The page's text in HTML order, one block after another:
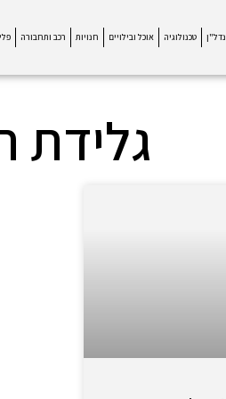
נדל"ן טכנולוגיה אוכל ובילויים חנויות רכב ותחבורה
גלידת